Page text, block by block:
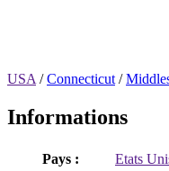
USA /Connecticut /
Informations
Pays :
Etats